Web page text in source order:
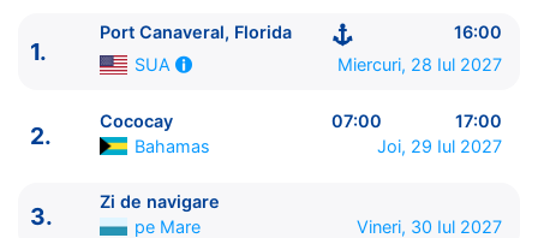
Sosire pe 02 Aug 2027 in Port Canaveral, Florida,
SUA
Royal Caribbean International
Adventure of the Seas
1.
Port Canaveral, Florida
16:00
SUA
Miercuri, 28 Iul 2027
2.
Cococay 07:00
17:00
Bahamas
Joi, 29 Iul 2027
3.
Zi de navigare
pe Mare
Vineri, 30 Iul 2027